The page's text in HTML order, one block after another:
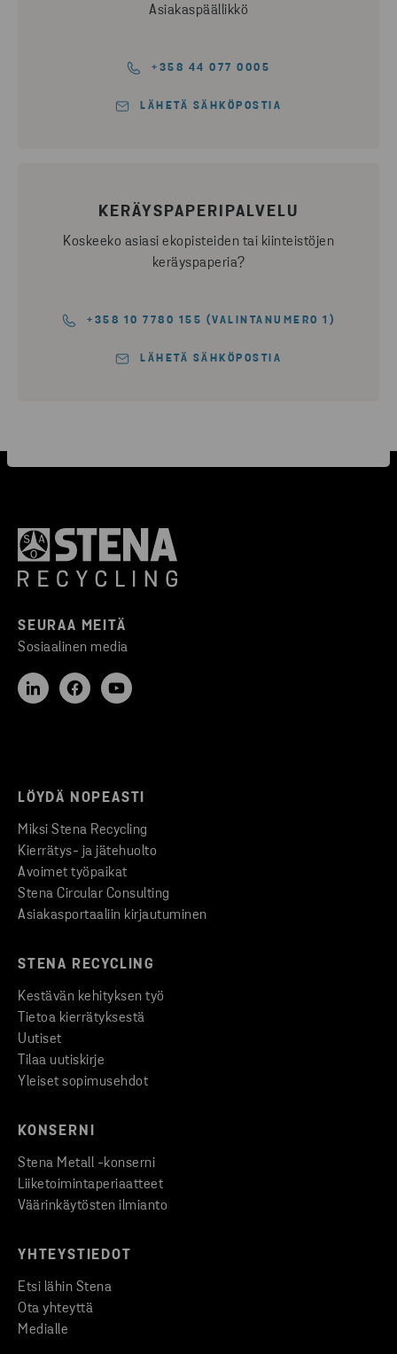
Asiakaspäällikkö
+358 44 077 0005
LÄHETÄ SÄHKÖPOSTIA
KERÄYSPAPERIPALVELU
Koskeeko asiasi ekopisteiden tai kiinteistöjen
keräyspaperia?
+358 10 7780 155 (VALINTANUMERO 1)
LÄHETÄ SÄHKÖPOSTIA
SEURAA MEITÄ
Sosiaalinen media
LÖYDÄ NOPEASTI
Miksi Stena Recycling
Kierrätys- ja jätehuolto
Avoimet työpaikat
Stena Circular Consulting
Asiakasportaaliin kirjautuminen
STENA RECYCLING
Kestävän kehityksen työ
Tietoa kierrätyksestä
Uutiset
Tilaa uutiskirje
Yleiset sopimusehdot
KONSERNI
Stena Metall -konserni
Liiketoimintaperiaatteet
Väärinkäytösten ilmianto
YHTEYSTIEDOT
Etsi lähin Stena
Ota yhteyttä
Medialle